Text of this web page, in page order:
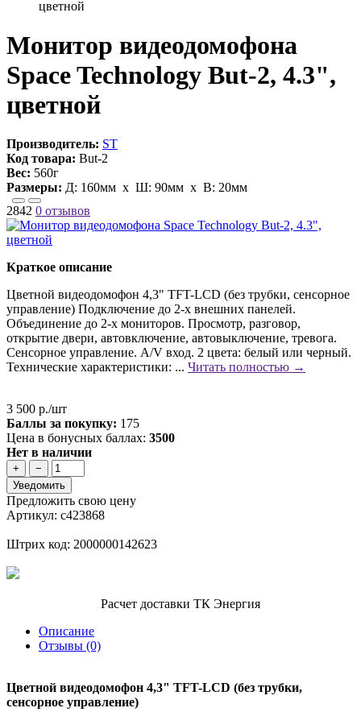
цветной
Монитор видеодомофона
Space Technology But-2, 4.3",
цветной
Производитель: ST
Код товара: But-2
Вес: 560г
Размеры: Д: 160мм х Ш: 90мм x В: 20мм
2842 0 отзывов
Краткое описание
Цветной видеодомофон 4,3" TFT-LCD (без трубки, сенсорное
управление) Подключение до 2-х внешних панелей.
Объединение до 2-х мониторов. Просмотр, разговор,
открытие двери, автовключение, автовыключение, тревога.
Сенсорное управление. A/V вход. 2 цвета: белый или черный.
Технические характеристики: ... Читать полностью →
3 500 р./шт
Баллы за покупку: 175
Цена в бонусных баллах: 3500
Нет в наличии
+
−
Уведомить
Предложить свою цену
Артикул: с423868
Штрих код: 2000000142623
Расчет доставки ТК Энергия
Описание
Отзывы (0)
Цветной видеодомофон 4,3" TFT-LCD (без трубки,
сенсорное управление)